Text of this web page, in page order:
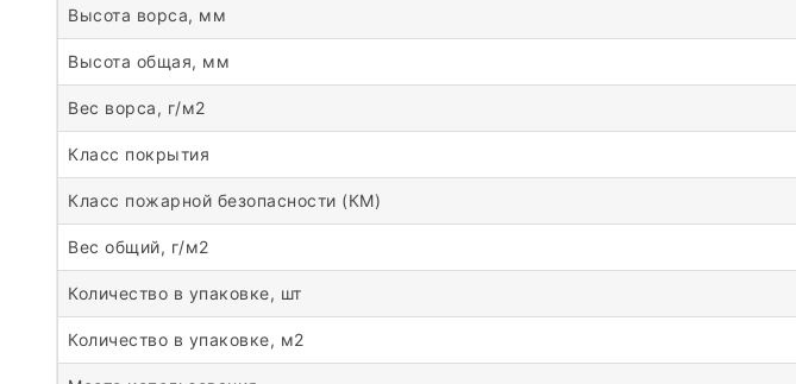
Высота ворса, мм
Высота общая, мм
Вес ворса, г/м2
Класс покрытия
Класс пожарной безопасности (КМ)
Вес общий, г/м2
Количество в упаковке, шт
Количество в упаковке, м2